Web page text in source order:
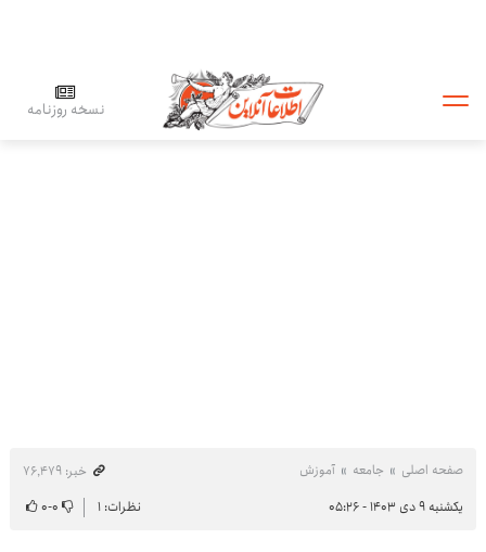
نسخه روزنامه
صفحه اصلی جامعه آموزش
خبر: ۷۶٬۴۷۹
یکشنبه ۹ دی ۱۴۰۳ - ۰۵:۲۶
نظرات: ۱ ۰-۰